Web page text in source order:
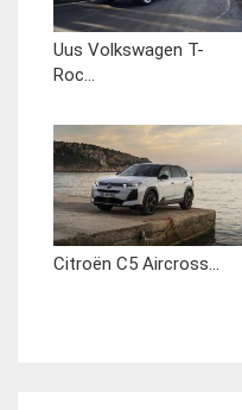
Uus Volkswagen T-
Roc...
Citroën C5 Aircross...